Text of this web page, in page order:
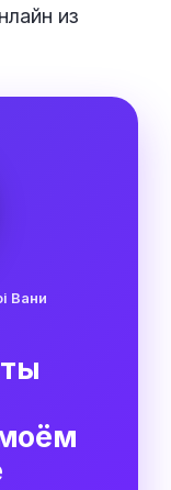
из
Вани